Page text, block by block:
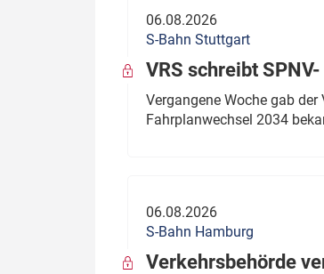
06.08.2026
S-Bahn Stuttgart
VRS schreibt
Vergangene Woche gab
Fahrplanwechsel 2034
06.08.2026
S-Bahn Hamburg
Verkehrsbehörde